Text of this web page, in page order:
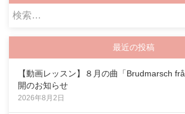
検
最近の投稿
【動画レッスン】８月の曲「Brudmarsch
開のお知らせ
2026年8月2日